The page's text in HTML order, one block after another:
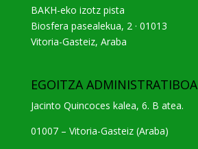
BAKH-eko izotz pista
Biosfera pasealekua, 2 · 01013
Vitoria-Gasteiz, Araba
EGOITZA ADMINISTRATIBOA
Jacinto Quincoces kalea, 6. B atea.
01007 – Vitoria-Gasteiz (Araba)